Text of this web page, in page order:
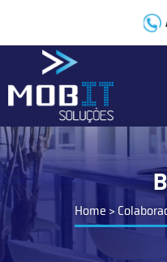
Home >